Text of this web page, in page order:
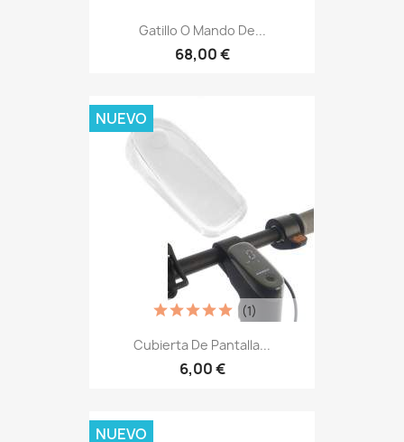
Gatillo O Mando De...
68,00 €
Cubierta De Pantalla...
6,00 €
(1)
NUEVO
NUEVO